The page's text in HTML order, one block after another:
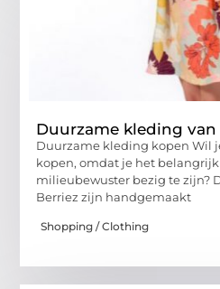
Duurzame kleding van
Duurzame kleding kopen Wil
kopen, omdat je het
milieubewuster bezig te zijn?
Berriez zijn handgemaakt
Shopping / Clothing